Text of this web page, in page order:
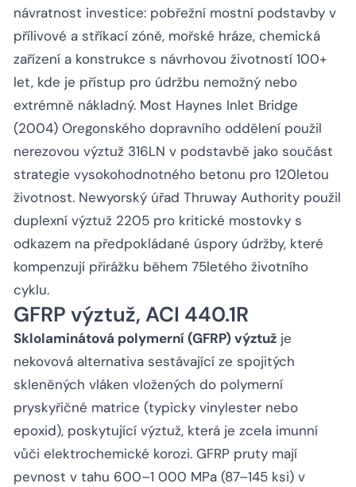
návratnost investice: pobřežní mostní podstavby v
přílivové a stříkací zóně, mořské hráze, chemická
zařízení a konstrukce s návrhovou životností 100+
let, kde je přístup pro údržbu nemožný nebo
extrémně nákladný. Most Haynes Inlet Bridge
(2004) Oregonského dopravního oddělení použil
nerezovou výztuž 316LN v podstavbě jako součást
strategie vysokohodnotného betonu pro 120letou
životnost. Newyorský úřad Thruway Authority použil
duplexní výztuž 2205 pro kritické mostovky s
odkazem na předpokládané úspory údržby, které
kompenzují přirážku během 75letého životního
cyklu.
GFRP výztuž, ACI 440.1R
Sklolaminátová polymerní (GFRP) výztuž je
nekovová alternativa sestávající ze spojitých
skleněných vláken vložených do polymerní
pryskyřičné matrice (typicky vinylester nebo
epoxid), poskytující výztuž, která je zcela imunní
vůči elektrochemické korozi. GFRP pruty mají
pevnost v tahu 600–1 000 MPa (87–145 ksi) v